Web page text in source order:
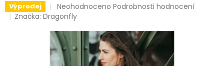
Výprodej
Průměrné
hodnocení
je
0,0
z
Neohodnoceno Podrobnosti hodnocení
Značka:Dragonfly